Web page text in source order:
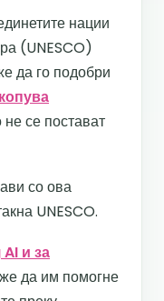
нации
(UNESCO)
да го подобри
не се постават
со ова
UNESCO.
и за
да им помогне